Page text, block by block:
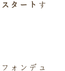
タート す
ォンデュ